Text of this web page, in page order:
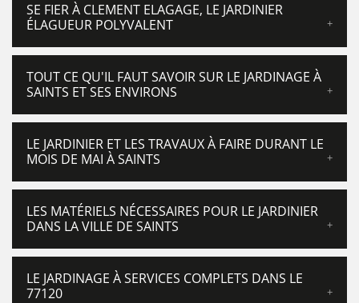
SE FIER À CLEMENT ELAGAGE, LE JARDINIER
ÉLAGUEUR POLYVALENT
TOUT CE QU'IL FAUT SAVOIR SUR LE JARDINAGE À
SAINTS ET SES ENVIRONS
LE JARDINIER ET LES TRAVAUX À FAIRE DURANT LE
MOIS DE MAI À SAINTS
LES MATÉRIELS NÉCESSAIRES POUR LE JARDINIER
DANS LA VILLE DE SAINTS
LE JARDINAGE À SERVICES COMPLETS DANS LE
77120